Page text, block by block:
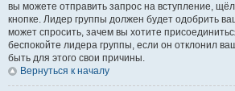
вы можете отправить запрос на вступление,
кнопке. Лидер группы должен будет одобрить
может спросить, зачем вы хотите
беспокойте лидера группы, если он отклонил
быть для этого свои причины.
Вернуться к началу